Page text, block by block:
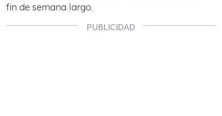
fin de semana largo.